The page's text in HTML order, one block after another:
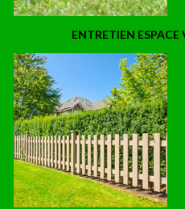
ENTRETIEN ESPACE